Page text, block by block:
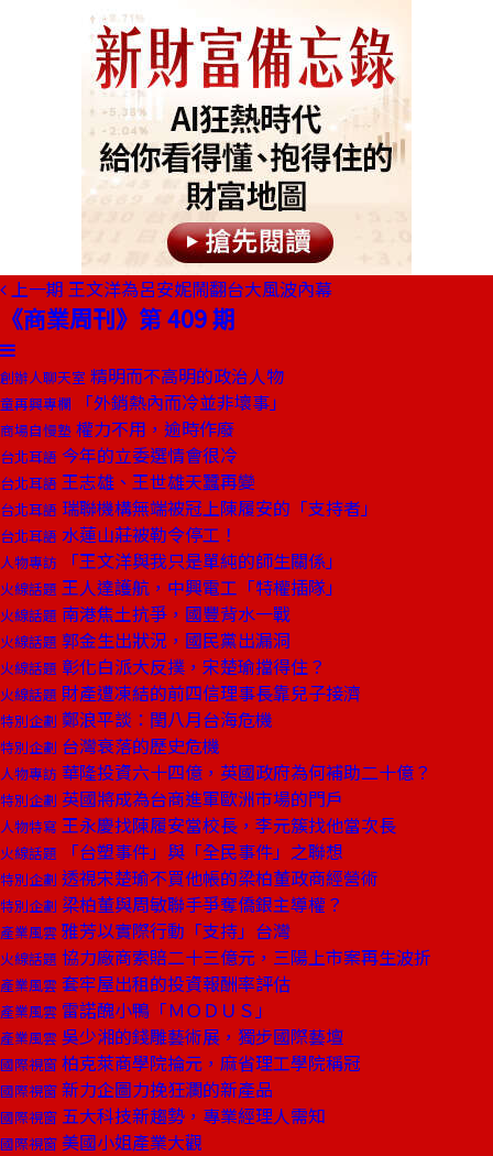
上一期 王文洋為呂安妮鬧翻台大風波內幕
《商業周刊》第 409 期
創辦人聊天室 精明而不高明的政治人物
童再興專欄 「外銷熱內而冷並非壞事」
商場自慢塾 權力不用，逾時作廢
台北耳語 今年的立委選情會很冷
台北耳語 王志雄、王世雄天蠶再變
台北耳語 瑞聯機構無端被冠上陳履安的「支持者」
台北耳語 水蓮山莊被勒令停工！
人物專訪 「王文洋與我只是單純的師生關係」
火線話題 王人達護航，中興電工「特權插隊」
火線話題 南港焦土抗爭，國豐背水一戰
火線話題 郭金生出狀況，國民黨出漏洞
火線話題 彰化白派大反撲，宋楚瑜擋得住？
火線話題 財產遭凍結的前四信理事長靠兒子接濟
特別企劃 鄭浪平談：閏八月台海危機
特別企劃 台灣衰落的歷史危機
人物專訪 華隆投資六十四億，英國政府為何補助二十億？
特別企劃 英國將成為台商進軍歐洲市場的門戶
人物特寫 王永慶找陳履安當校長，李元簇找他當次長
火線話題 「台塑事件」與「全民事件」之聯想
特別企劃 透視宋楚瑜不買他帳的梁柏董政商經營術
特別企劃 梁柏董與周敏聯手爭奪僑銀主導權？
產業風雲 雅芳以實際行動「支持」台灣
火線話題 協力廠商索賠二十三億元，三陽上市案再生波折
產業風雲 套牢屋出租的投資報酬率評估
產業風雲 雷諾醜小鴨「ＭＯＤＵＳ」
產業風雲 吳少湘的錢雕藝術展，獨步國際藝壇
國際視窗 柏克萊商學院掄元，麻省理工學院稱冠
國際視窗 新力企圖力挽狂瀾的新產品
國際視窗 五大科技新趨勢，專業經理人需知
國際視窗 美國小姐產業大觀